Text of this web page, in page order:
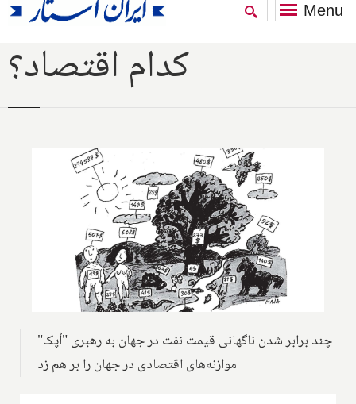
Menu
کدام اقتصاد؟
چند برابر شدن ناگهانی قیمت نفت در جهان به رهبری "اُپک"
موازنه‌های اقتصادی در جهان را بر هم زد